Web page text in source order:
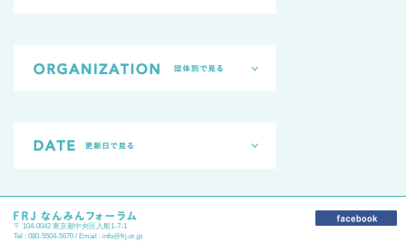
〒 104-0042 東京都中央区入船1-7-1
Tel : 080-5504-5670 / Email : info@frj.or.jp